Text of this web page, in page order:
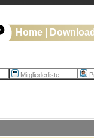
Home
Mitgliederliste